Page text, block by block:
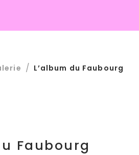
/ L’album du Faubourg
Faubourg